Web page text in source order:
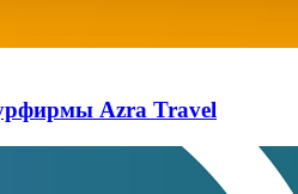
Azra Travel